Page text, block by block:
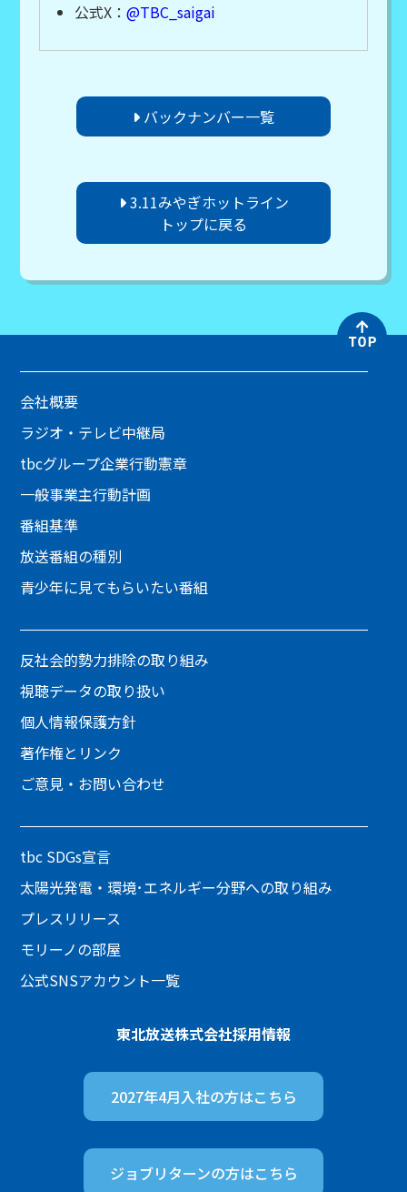
公式X： @TBC_saigai
バックナンバー一覧
3.11みやぎホットライン
トップに戻る
会社概要
ラジオ・テレビ中継局
tbcグループ企業行動憲章
一般事業主行動計画
番組基準
放送番組の種別
青少年に見てもらいたい番組
反社会的勢力排除の取り組み
視聴データの取り扱い
個人情報保護方針
著作権とリンク
ご意見・お問い合わせ
tbc SDGs宣言
太陽光発電・環境･エネルギー分野への取り組み
プレスリリース
モリーノの部屋
公式SNSアカウント一覧
東北放送株式会社採用情報
2027年4月入社の方はこちら
ジョブリターンの方はこちら